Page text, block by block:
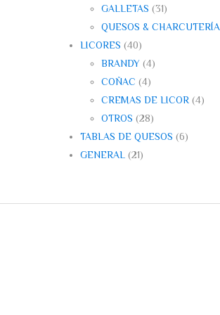
GALLETAS (31)
QUESOS & CHARCUTERÍA
LICORES (40)
BRANDY (4)
COÑAC (4)
CREMAS DE LICOR (4)
OTROS (28)
TABLAS DE QUESOS (6)
GENERAL (21)